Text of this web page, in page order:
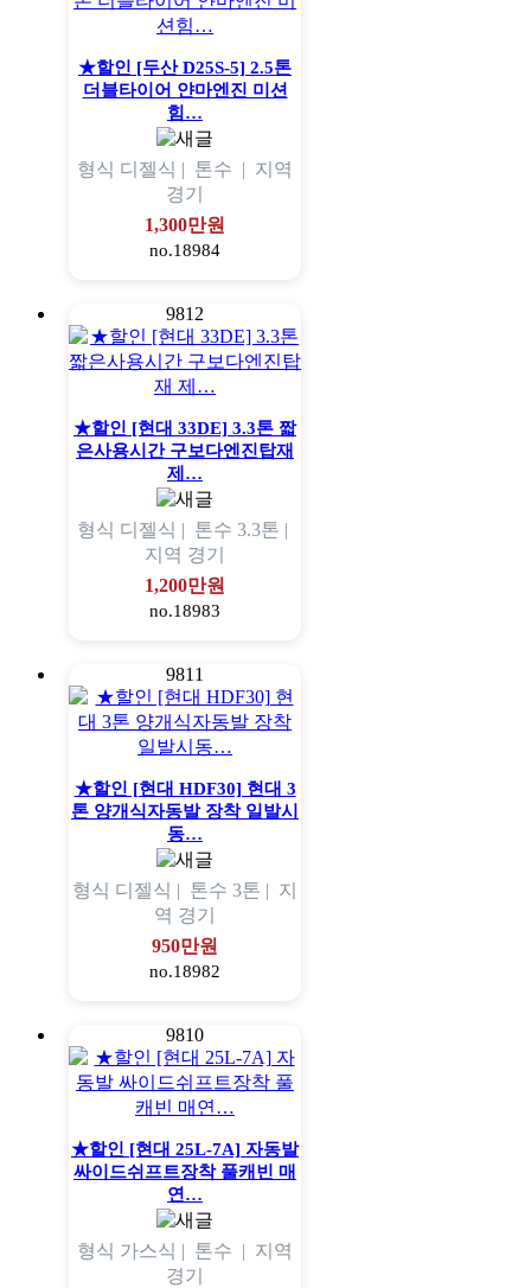
★할인 [두산 D25S-5] 2.5톤
더블타이어 얀마엔진 미션
힘…
형식 디젤식 | 톤수 | 지역
경기
1,300만원
no.18984
9812
★할인 [현대 33DE] 3.3톤 짧
은사용시간 구보다엔진탑재
제…
형식 디젤식 | 톤수 3.3톤 |
지역 경기
1,200만원
no.18983
9811
★할인 [현대 HDF30] 현대 3
톤 양개식자동발 장착 일발시
동…
형식 디젤식 | 톤수 3톤 | 지
역 경기
950만원
no.18982
9810
★할인 [현대 25L-7A] 자동발
싸이드쉬프트장착 풀캐빈 매
연…
형식 가스식 | 톤수 | 지역
경기